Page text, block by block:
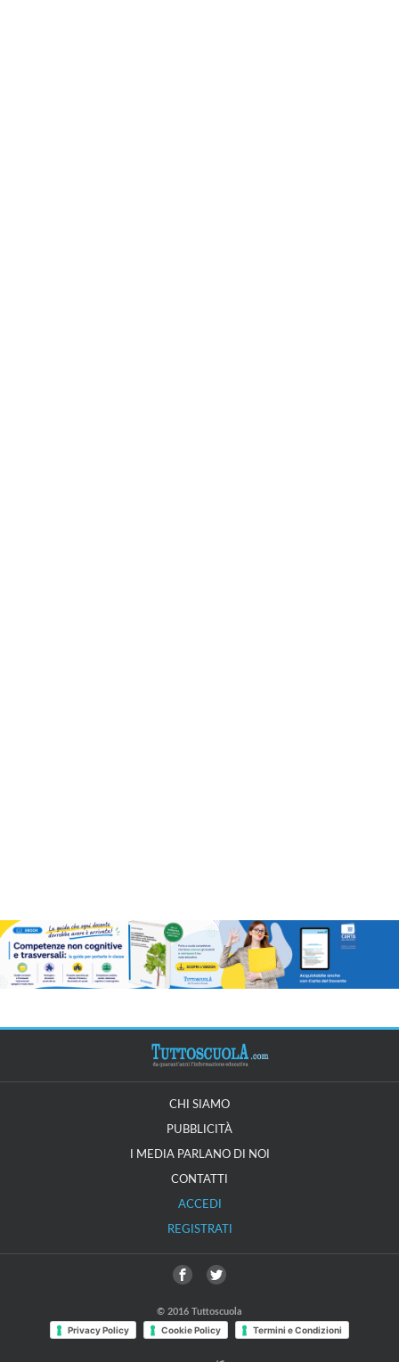
CHI SIAMO
PUBBLICITÀ
I MEDIA PARLANO DI NOI
CONTATTI
ACCEDI
REGISTRATI
© 2016 Tuttoscuola
Privacy Policy Cookie Policy Termini e Condizioni